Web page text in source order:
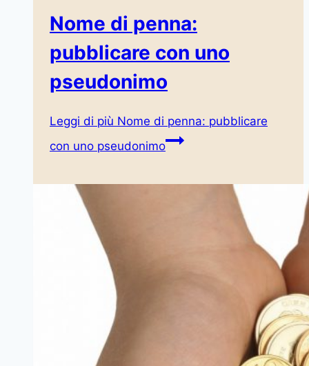
Nome di penna:
pubblicare con uno
pseudonimo
Leggi di più Nome di penna: pubblicare
con uno pseudonimo